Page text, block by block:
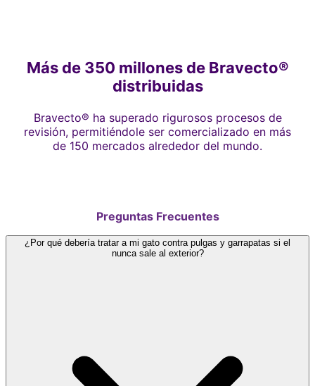
Más de 350 millones de Bravecto®
distribuidas
Bravecto® ha superado rigurosos procesos de
revisión, permitiéndole ser comercializado en más
de 150 mercados alrededor del mundo.
Preguntas Frecuentes
¿Por qué debería tratar a mi gato contra pulgas y garrapatas si el
nunca sale al exterior?